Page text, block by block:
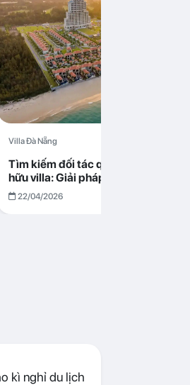
Villa Đà Nẵng
Tìm kiếm đối tác quản lý cho chủ sở
hữu villa: Giải pháp tối ưu lợi nhuận
cùng Abogo tại Đà Nẵng
22/04/2026
kì nghỉ du lịch